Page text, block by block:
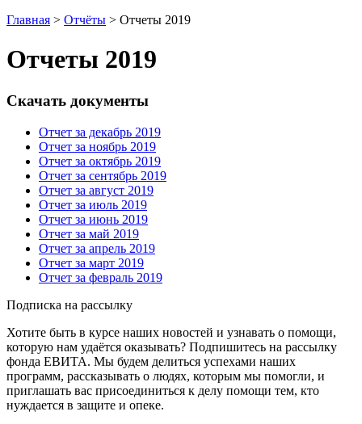
Главная > Отчёты > Отчеты 2019
Отчеты 2019
Скачать документы
Отчет за декабрь 2019
Отчет за ноябрь 2019
Отчет за октябрь 2019
Отчет за сентябрь 2019
Отчет за август 2019
Отчет за июль 2019
Отчет за июнь 2019
Отчет за май 2019
Отчет за апрель 2019
Отчет за март 2019
Отчет за февраль 2019
Подписка на рассылку
Хотите быть в курсе наших новостей и узнавать о помощи,
которую нам удаётся оказывать? Подпишитесь на рассылку
фонда ЕВИТА. Мы будем делиться успехами наших
программ, рассказывать о людях, которым мы помогли, и
приглашать вас присоединиться к делу помощи тем, кто
нуждается в защите и опеке.